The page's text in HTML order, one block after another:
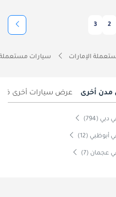
2
3
الإمارات سيارات مستعملة
مدن أخرى عرض سيارات أخرى في
(794)
(12)
عجمان (7)